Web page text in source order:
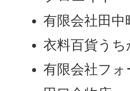
有限会社田中
衣料百貨うち
有限会社フォ